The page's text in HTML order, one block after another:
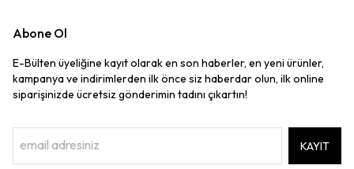
Abone Ol
E-Bülten üyeliğine kayıt olarak en son haberler, en yeni ürünler,
kampanya ve indirimlerden ilk önce siz haberdar olun, ilk online
siparişinizde ücretsiz gönderimin tadını çıkartın!
KAYIT